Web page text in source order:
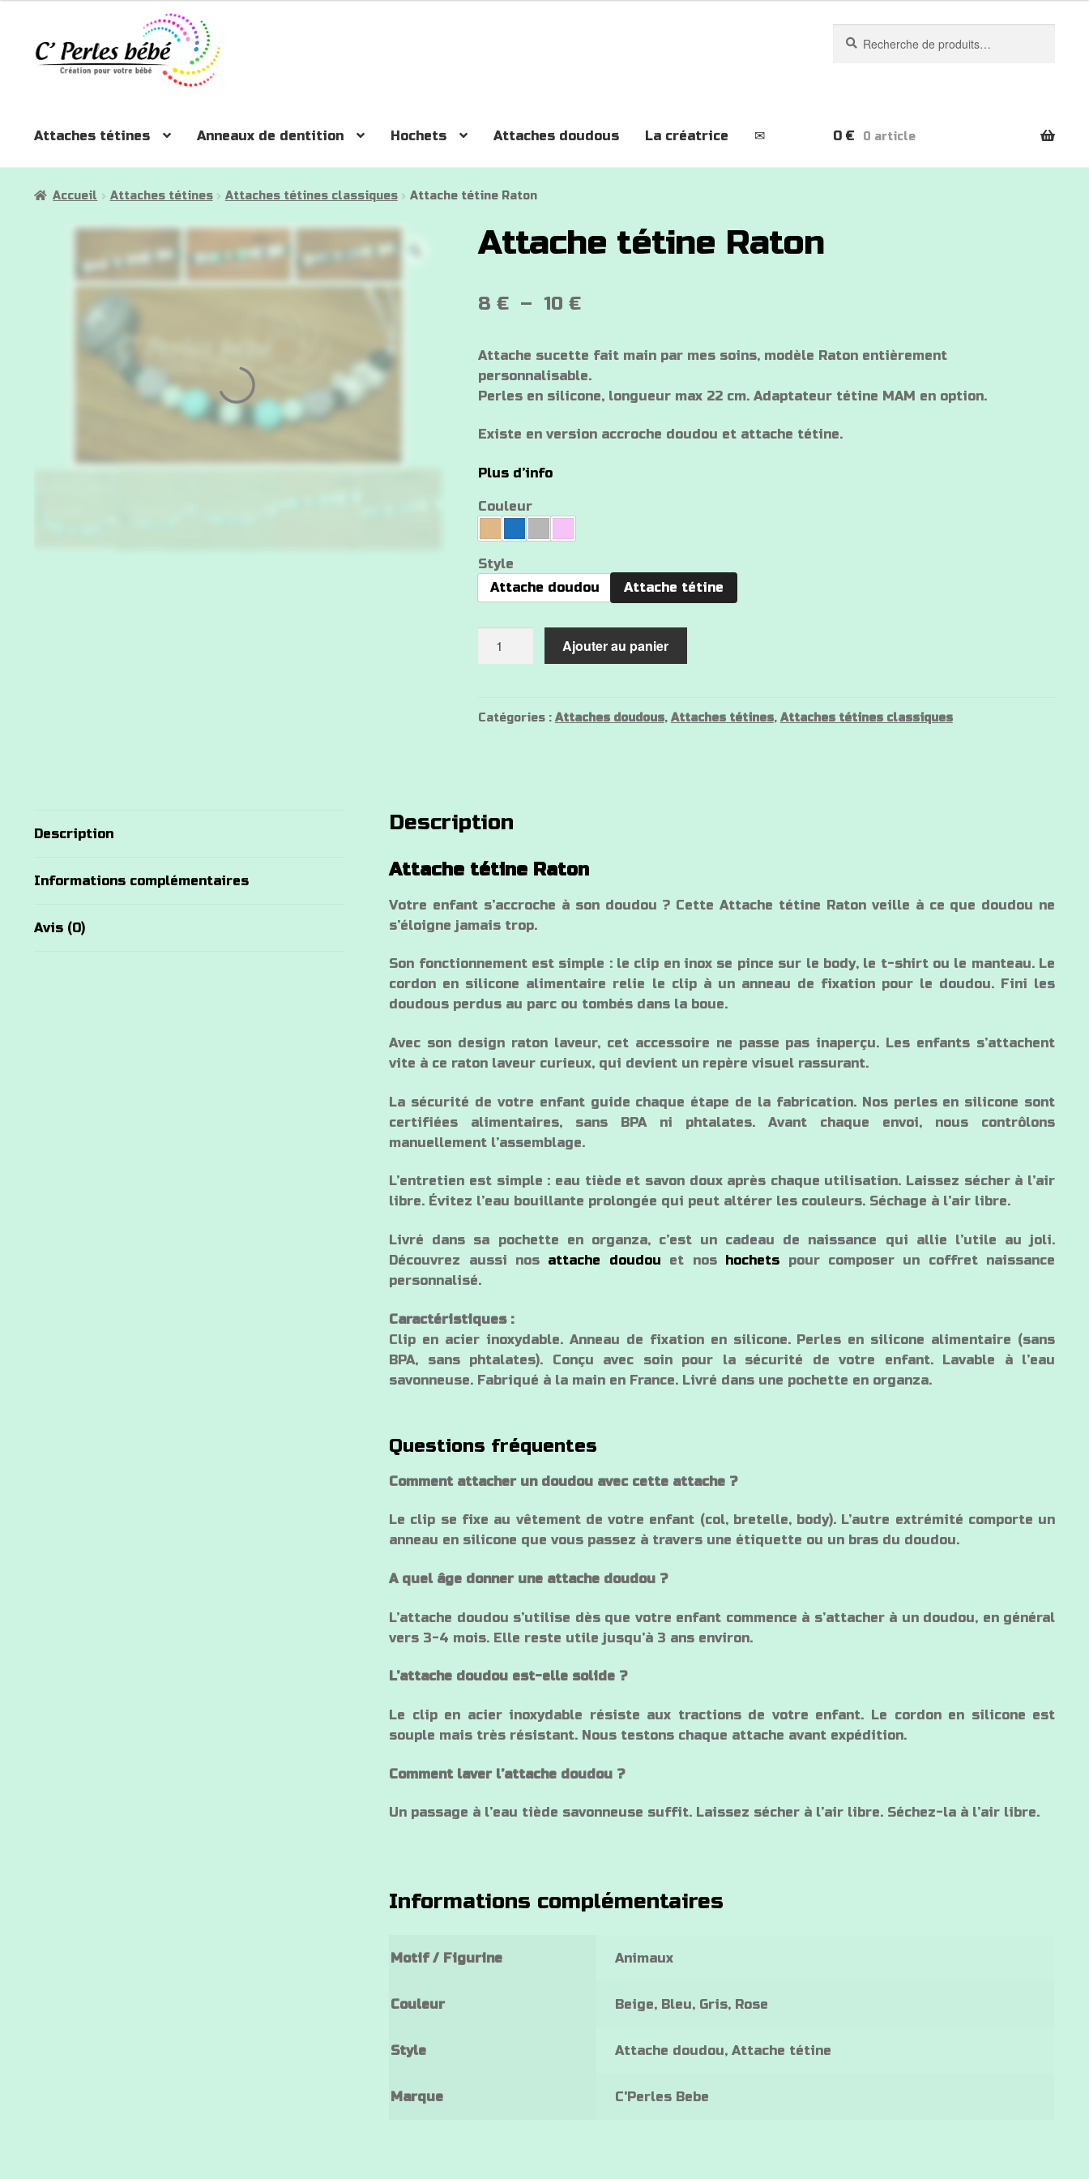
à
la
au
contenu
pour :
Attaches tétines Anneaux de dentition Hochets Attaches doudous La créatrice ✉ 0€ 0 article
Accueil Attaches tétines Attaches tétines classiques Attache tétine Raton
Attache tétine Raton
8 € – 10 €Plage
prix :
8 €
Attache sucette fait main par mes soins, modèle Raton entièrement
personnalisable.
Perles en silicone, longueur max 22 cm. Adaptateur tétine MAM en option.
Existe en version accroche doudou et attache tétine.
Plus d’info
Couleur
Style
Attache doudou
Attache tétine
Raton
Ajouter au panier
Catégories : Attaches doudous, Attaches tétines, Attaches tétines classiques
Description
Informations complémentaires
Avis (0)
Description
Attache tétine Raton
Votre enfant s’accroche à son doudou ? Cette Attache tétine Raton veille à ce que doudou ne
s’éloigne jamais trop.
Son fonctionnement est simple : le clip en inox se pince sur le body, le t-shirt ou le manteau. Le
cordon en silicone alimentaire relie le clip à un anneau de fixation pour le doudou. Fini les
doudous perdus au parc ou tombés dans la boue.
Avec son design raton laveur, cet accessoire ne passe pas inaperçu. Les enfants s’attachent
vite à ce raton laveur curieux, qui devient un repère visuel rassurant.
La sécurité de votre enfant guide chaque étape de la fabrication. Nos perles en silicone sont
certifiées alimentaires, sans BPA ni phtalates. Avant chaque envoi, nous contrôlons
manuellement l’assemblage.
L’entretien est simple : eau tiède et savon doux après chaque utilisation. Laissez sécher à l’air
libre. Évitez l’eau bouillante prolongée qui peut altérer les couleurs. Séchage à l’air libre.
Livré dans sa pochette en organza, c’est un cadeau de naissance qui allie l’utile au joli.
Découvrez aussi nos attache doudou et nos hochets pour composer un coffret naissance
personnalisé.
Caractéristiques :
Clip en acier inoxydable. Anneau de fixation en silicone. Perles en silicone alimentaire (sans
BPA, sans phtalates). Conçu avec soin pour la sécurité de votre enfant. Lavable à l’eau
savonneuse. Fabriqué à la main en France. Livré dans une pochette en organza.
Questions fréquentes
Comment attacher un doudou avec cette attache ?
Le clip se fixe au vêtement de votre enfant (col, bretelle, body). L’autre extrémité comporte un
anneau en silicone que vous passez à travers une étiquette ou un bras du doudou.
A quel âge donner une attache doudou ?
L’attache doudou s’utilise dès que votre enfant commence à s’attacher à un doudou, en général
vers 3-4 mois. Elle reste utile jusqu’à 3 ans environ.
L’attache doudou est-elle solide ?
Le clip en acier inoxydable résiste aux tractions de votre enfant. Le cordon en silicone est
souple mais très résistant. Nous testons chaque attache avant expédition.
Comment laver l’attache doudou ?
Un passage à l’eau tiède savonneuse suffit. Laissez sécher à l’air libre. Séchez-la à l’air libre.
Informations complémentaires
Motif / Figurine Animaux
Couleur Beige, Bleu, Gris, Rose
Style Attache doudou, Attache tétine
Marque C'Perles Bebe
prix :
8 €
à
10 €